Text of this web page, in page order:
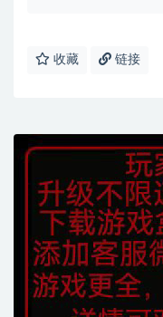
收藏 链接